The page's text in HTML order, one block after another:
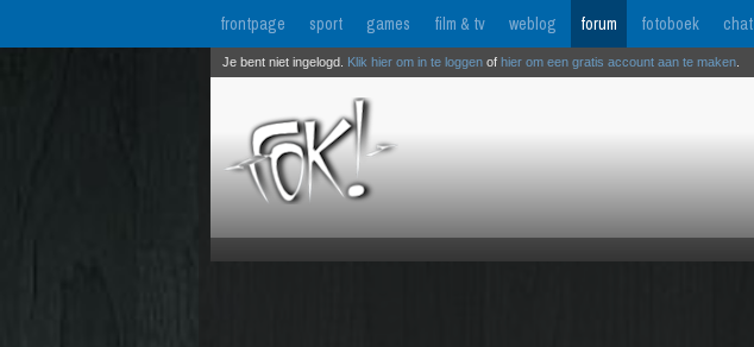
frontpage sport games film & tv weblog forum fotoboek chat
Je bent niet ingelogd. Klik hier om in te loggen of hier om een gratis account aan te maken